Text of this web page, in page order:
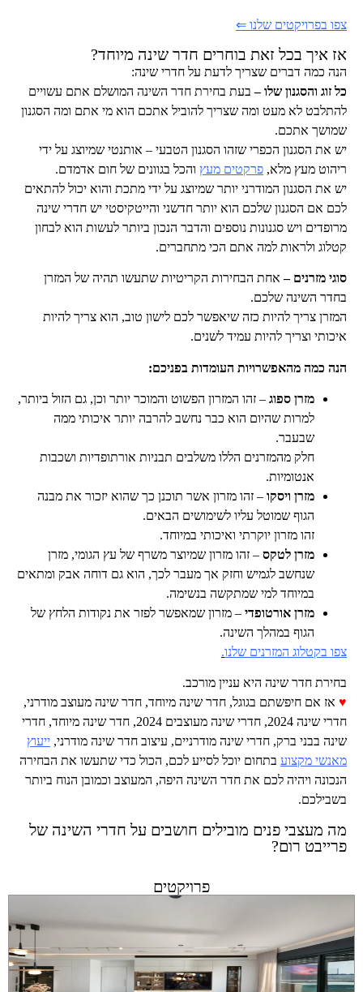
צפו בפרויקטים שלנו ⇐
אז איך בכל זאת בוחרים חדר שינה מיוחד?
הנה כמה דברים שצריך לדעת על חדרי שינה:
כל זוג והסגנון שלו – בעת בחירת חדר השינה המושלם אתם עשויים
להתלבט לא מעט ומה שצריך להוביל אתכם הוא מי אתם ומה הסגנון
שמושך אתכם.
יש את הסגנון הכפרי שזהו הסגנון הטבעי – אותנטי שמיוצג על ידי
ריהוט מעץ מלא, פרקטים מעץ והכל בגוונים של חום אדמדם.
יש את הסגנון המודרני יותר שמיוצג על ידי מתכת והוא יכול להתאים
לכם אם הסגנון שלכם הוא יותר חדשני והייטקיסטי יש חדרי שינה
מרופדים ויש סגנונות נוספים והדבר הנכון ביותר לעשות הוא לבחון
קטלוג ולראות למה אתם הכי מתחברים.
סוגי מזרנים – אחת הבחירות הקריטיות שתעשו תהיה של המזרן
בחדר השינה שלכם.
המזרן צריך להיות כזה שיאפשר לכם לישון טוב, הוא צריך להיות
איכותי וצריך להיות עמיד לשנים.
הנה כמה מהאפשרויות העומדות בפניכם:
מזרן ספוג – זהו המזרון הפשוט והמוכר יותר וכן, גם הזול ביותר,
למרות שהיום הוא כבר נחשב להרבה יותר איכותי ממה
שבעבר.
חלק מהמזרנים הללו משלבים תבניות אורתופדיות ושכבות
אנטומיות.
מזרן ויסקו – זהו מזרון אשר תוכנן כך שהוא יזכור את מבנה
הגוף שמוטל עליו לשימושים הבאים.
זהו מזרון יוקרתי ואיכותי במיוחד.
מזרן לטקס – זהו מזרון שמיוצר משרף של עץ הגומי, מזרן
שנחשב לגמיש וחזק אך מעבר לכך, הוא גם דוחה אבק ומתאים
במיוחד למי שמתקשה בנשימה.
מזרן אורטופדי – מזרון שמאפשר לפזר את נקודות הלחץ של
הגוף במהלך השינה.
צפו בקטלוג המזרנים שלנו.
בחירת חדר שינה היא עניין מורכב.
♥ אז אם חיפשתם בגוגל, חדר שינה מיוחד, חדר שינה מעוצב מודרני,
חדרי שינה 2024, חדרי שינה מעוצבים 2024,
חדר שינה מיוחד, חדרי
שינה בבני ברק, חדרי שינה מודרניים, עיצוב חדר שינה מודרני, ייעוץ
מאנשי מקצוע בתחום יוכל לסייע לכם, הכול כדי שתעשו את הבחירה
הנכונה ויהיה לכם את חדר השינה היפה, המעוצב וכמובן הנוח ביותר
בשבילכם.
מה מעצבי פנים מובילים חושבים על חדרי השינה של
פרייבט רום?
פרויקטים